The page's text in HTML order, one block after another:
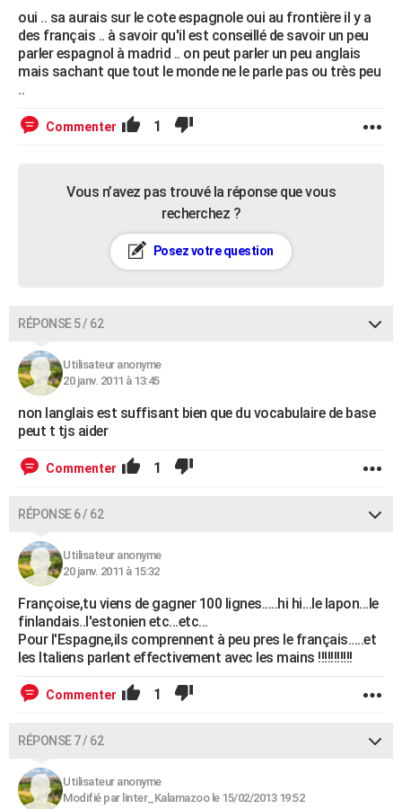
oui .. sa aurais sur le cote espagnole oui au frontière il y a
des français .. à savoir qu'il est conseillé de savoir un peu
parler espagnol à madrid .. on peut parler un peu anglais
mais sachant que tout le monde ne le parle pas ou très peu
..
Commenter 1
Vous n’avez pas trouvé la réponse que vous
recherchez ?
Posez votre question
RÉPONSE 5 / 62
Utilisateur anonyme
20 janv. 2011 à 13:45
non langlais est suffisant bien que du vocabulaire de base
peut t tjs aider
Commenter 1
RÉPONSE 6 / 62
Utilisateur anonyme
20 janv. 2011 à 15:32
Françoise,tu viens de gagner 100 lignes.....hi hi...le lapon...le
finlandais..l'estonien etc...etc...
Pour l'Espagne,ils comprennent à peu pres le français.....et
les Italiens parlent effectivement avec les mains !!!!!!!!!!!
Commenter 1
RÉPONSE 7 / 62
Utilisateur anonyme
Modifié par linter_Kalamazoo le 15/02/2013 19:52